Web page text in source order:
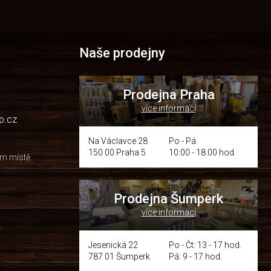
místě
Naše prodejny
Prodejna Praha
více informací
Na Václavce 28
150 00 Praha 5
Po - Pá:
10:00 - 18:00 hod.
Prodejna Šumperk
více informací
Jesenická 22
787 01 Šumperk
Po - Čt: 13 - 17 hod.
Pá: 9 - 17 hod.